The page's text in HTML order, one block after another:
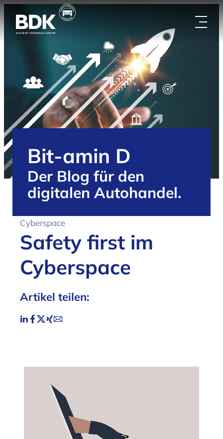
Zum
Inhalt
springen
Bit-amin D
Der Blog für den
digitalen Autohandel.
Cyberspace
Safety first im
Cyberspace
Artikel teilen: